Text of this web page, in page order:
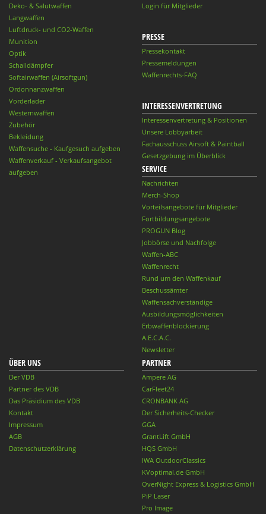
Deko- & Salutwaffen
Langwaffen
Luftdruck- und CO2-Waffen
Munition
Optik
Schalldämpfer
Softairwaffen (Airsoftgun)
Ordonnanzwaffen
Vorderlader
Westernwaffen
Zubehör
Bekleidung
Waffensuche - Kaufgesuch aufgeben
Waffenverkauf - Verkaufsangebot
aufgeben
Login für Mitglieder
PRESSE
Pressekontakt
Pressemeldungen
Waffenrechts-FAQ
INTERESSENVERTRETUNG
Interessenvertretung & Positionen
Unsere Lobbyarbeit
Fachausschuss Airsoft & Paintball
Gesetzgebung im Überblick
SERVICE
Nachrichten
Merch-Shop
Vorteilsangebote für Mitglieder
Fortbildungsangebote
PROGUN Blog
Jobbörse und Nachfolge
Waffen-ABC
Waffenrecht
Rund um den Waffenkauf
Beschussämter
Waffensachverständige
Ausbildungsmöglichkeiten
Erbwaffenblockierung
A.E.C.A.C.
Newsletter
ÜBER UNS
Der VDB
Partner des VDB
Das Präsidium des VDB
Kontakt
Impressum
AGB
Datenschutzerklärung
PARTNER
Ampere AG
CarFleet24
CRONBANK AG
Der Sicherheits-Checker
GGA
GrantLift GmbH
HQS GmbH
IWA OutdoorClassics
KVoptimal.de GmbH
OverNight Express & Logistics GmbH
PiP Laser
Pro Image